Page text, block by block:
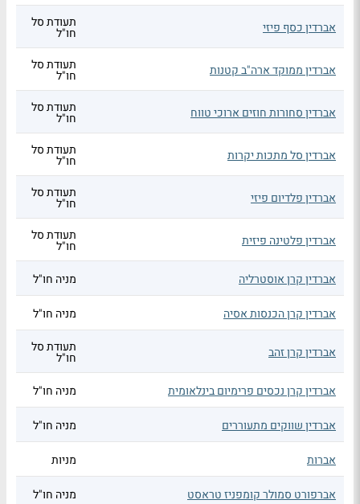
אברדין כסף פיזי תעודת סל
חו"ל
אברדין ממוקד ארה"ב קטנות תעודת סל
חו"ל
אברדין סחורות חוזים ארוכי טווח תעודת סל
חו"ל
אברדין סל מתכות יקרות תעודת סל
חו"ל
אברדין פלדיום פיזי תעודת סל
חו"ל
אברדין פלטינה פיזית תעודת סל
חו"ל
אברדין קרן אוסטרליה
מניה חו"ל
אברדין קרן הכנסות אסיה מניה חו"ל
אברדין קרן זהב תעודת סל
חו"ל
אברדין קרן נכסים פרימיום בינלאומית
מניה חו"ל
אברדין שווקים מתעוררים מניה חו"ל
אברות מניות
אברפורט סמולר קומפניז טראסט מניה חו"ל